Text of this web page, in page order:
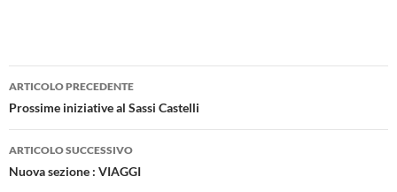
Navigazione
articolo
ARTICOLO PRECEDENTE
Prossime iniziative al Sassi Castelli
ARTICOLO SUCCESSIVO
Nuova sezione : VIAGGI